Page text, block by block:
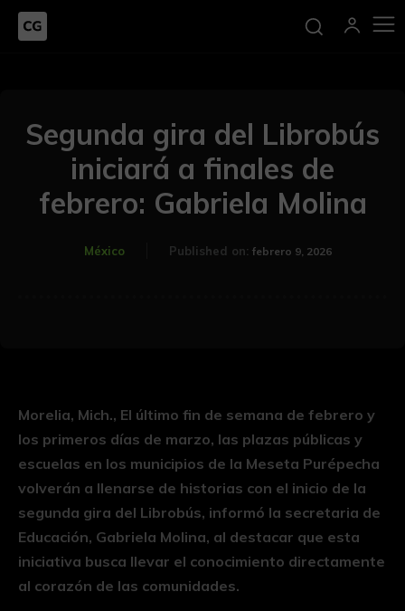
Segunda gira del Librobús
iniciará a finales de
febrero: Gabriela Molina
México Published on: febrero 9, 2026
Morelia, Mich., El último fin de semana de febrero y
los primeros días de marzo, las plazas públicas y
escuelas en los municipios de la Meseta Purépecha
volverán a llenarse de historias con el inicio de la
segunda gira del Librobús, informó la secretaria de
Educación, Gabriela Molina, al destacar que esta
iniciativa busca llevar el conocimiento directamente
al corazón de las comunidades.